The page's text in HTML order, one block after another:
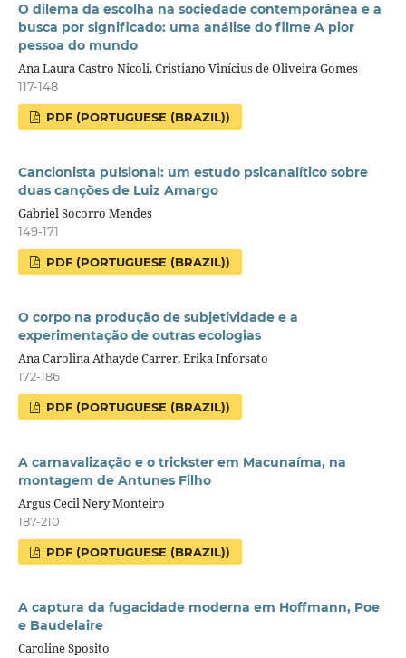
O dilema da escolha na sociedade contemporânea e a
busca por significado: uma análise do filme A pior
pessoa do mundo
Ana Laura Castro Nicoli, Cristiano Vinícius de Oliveira Gomes
117-148
PDF (PORTUGUESE (BRAZIL))
Cancionista pulsional: um estudo psicanalítico sobre
duas canções de Luiz Amargo
Gabriel Socorro Mendes
149-171
PDF (PORTUGUESE (BRAZIL))
O corpo na produção de subjetividade e a
experimentação de outras ecologias
Ana Carolina Athayde Carrer, Erika Inforsato
172-186
PDF (PORTUGUESE (BRAZIL))
A carnavalização e o trickster em Macunaíma, na
montagem de Antunes Filho
Argus Cecil Nery Monteiro
187-210
PDF (PORTUGUESE (BRAZIL))
A captura da fugacidade moderna em Hoffmann, Poe
e Baudelaire
Caroline Sposito